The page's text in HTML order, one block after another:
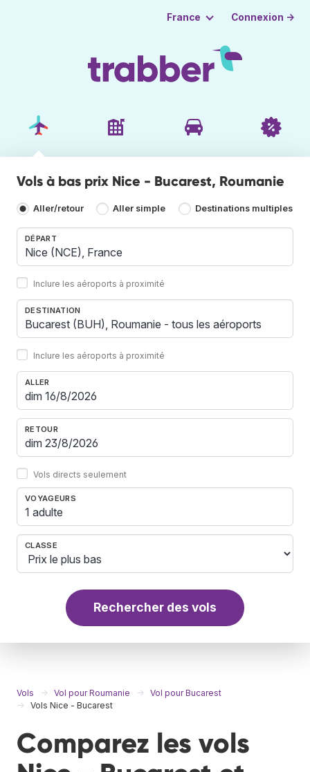
France Connexion →
Vols à bas prix Nice - Bucarest, Roumanie
Aller/retour Aller simple Destinations multiples
DÉPART
Inclure les aéroports à proximité
DESTINATION
Inclure les aéroports à proximité
ALLER
RETOUR
Vols directs seulement
VOYAGEURS
1 adulte
CLASSE
Rechercher des vols
Vols Vol pour Roumanie
Vol pour Bucarest
Vols Nice - Bucarest
Comparez les vols